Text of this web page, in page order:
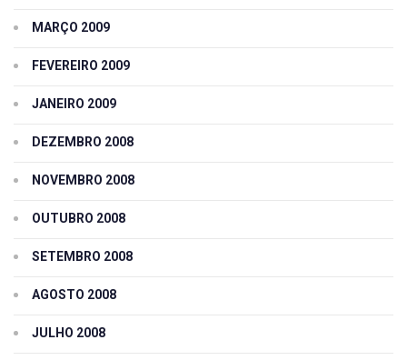
MARÇO 2009
FEVEREIRO 2009
JANEIRO 2009
DEZEMBRO 2008
NOVEMBRO 2008
OUTUBRO 2008
SETEMBRO 2008
AGOSTO 2008
JULHO 2008